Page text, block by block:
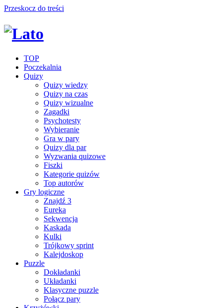
Przeskocz do treści
TOP
Poczekalnia
Quizy
Quizy wiedzy
Quizy na czas
Quizy wizualne
Zagadki
Psychotesty
Wybieranie
Gra w pary
Quizy dla par
Wyzwania quizowe
Fiszki
Kategorie quizów
Top autorów
Gry logiczne
Znajdź 3
Eureka
Sekwencja
Kaskada
Kulki
Trójkowy sprint
Kalejdoskop
Puzzle
Dokładanki
Układanki
Klasyczne puzzle
Połącz pary